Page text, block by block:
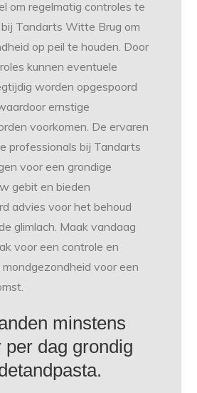
om regelmatig controles te
Tandarts Witte Brug om
op peil te houden. Door
kunnen eventuele
worden opgespoord
ernstige
voorkomen. De ervaren
professionals bij Tandarts
voor een grondige
gebit en bieden
advies voor het behoud
glimlach. Maak vandaag
voor een controle en
voor een
minstens
per dag grondig